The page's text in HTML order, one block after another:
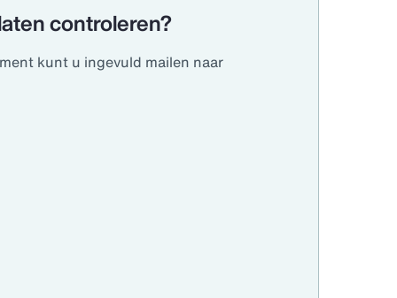
controleren?
kunt u ingevuld mailen naar